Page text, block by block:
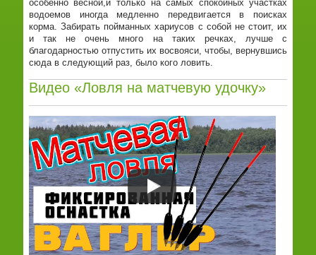
особенно весной,и только на самых спокойных участках
водоемов иногда медленно передвигается в поисках
корма. Забирать пойманных хариусов с собой не стоит, их
и так не очень много на таких речках, лучше с
благодарностью отпустить их восвояси, чтобы, вернувшись
сюда в следующий раз, было кого ловить.
Видео «Ловля на матчевую удочку»